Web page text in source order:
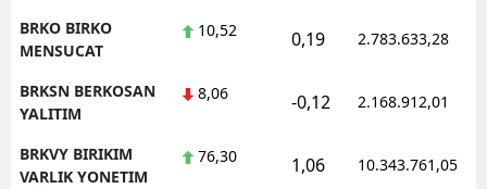
BRKO BIRKO
MENSUCAT
10,52 0,19 2.783.633,28
BRKSN BERKOSAN
YALITIM
8,06 -0,12 2.168.912,01
BRKVY BIRIKIM
VARLIK YONETIM
76,30 1,06 10.343.761,05